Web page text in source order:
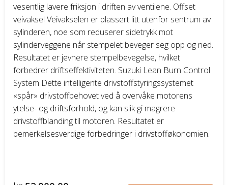
vesentlig lavere friksjon i driften av ventilene. Offset
veivaksel Veivakselen er plassert litt utenfor sentrum av
sylinderen, noe som reduserer sidetrykk mot
sylinderveggene når stempelet beveger seg opp og ned.
Resultatet er jevnere stempelbevegelse, hvilket
forbedrer driftseffektiviteten. Suzuki Lean Burn Control
System Dette intelligente drivstoffstyringssystemet
«spår» drivstoffbehovet ved å overvåke motorens
ytelse- og driftsforhold, og kan slik gi magrere
drivstoffblanding til motoren. Resultatet er
bemerkelsesverdige forbedringer i drivstofføkonomien.